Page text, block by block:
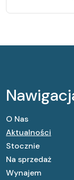
O Nas
Aktualności
Stocznie
Na sprzedaż
Wynajem